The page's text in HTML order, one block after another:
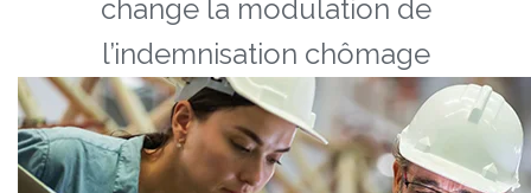
change la modulation de
l’indemnisation chômage